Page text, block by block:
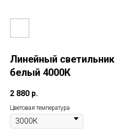
Линейный светильник
белый 4000К
2 880 р.
Цветовая температура